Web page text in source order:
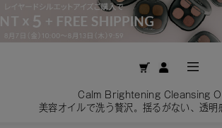
Calm Brightening Cleansing Oil／
美容オイルで洗う贅沢。揺るがない、透明感を素肌